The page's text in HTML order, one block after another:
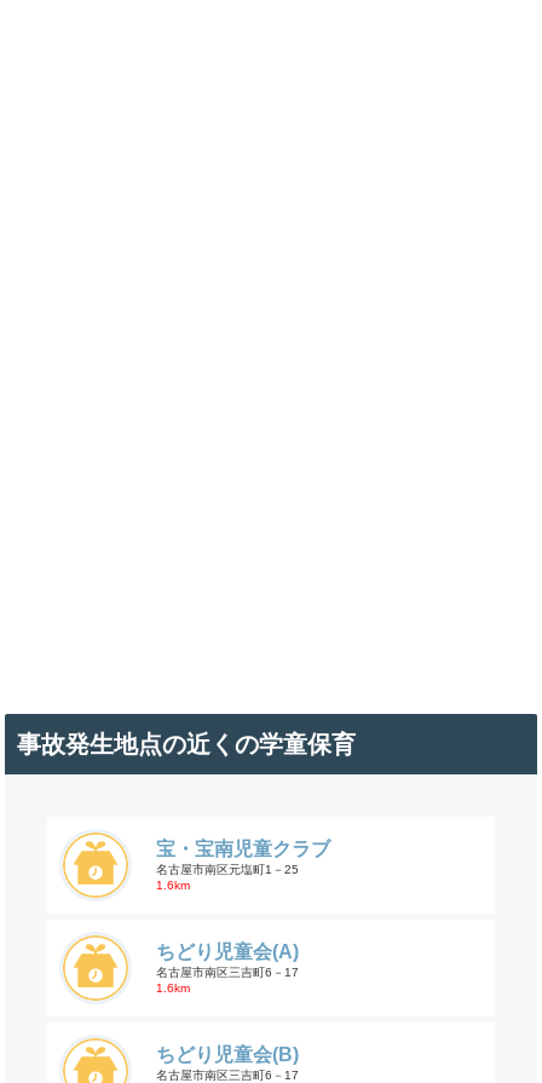
事故発生地点の近くの学童保育
宝・宝南児童クラブ
名古屋市南区元塩町1－25
1.6km
ちどり児童会(A)
名古屋市南区三吉町6－17
1.6km
ちどり児童会(B)
名古屋市南区三吉町6－17